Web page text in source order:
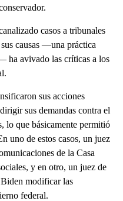
casos a tribunales
causas —una práctica
ha avivado las críticas a los
sus acciones
sus demandas contra el
lo que básicamente permitió
uno de estos casos, un juez
de la Casa
y en otro, un juez de
modificar las
federal.